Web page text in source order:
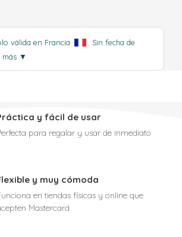
válida en Francia
. Sin fecha de
más ▼
y fácil de usar
para regalar y usar de inmediato
y muy cómoda
en tiendas físicas y online que
Mastercard